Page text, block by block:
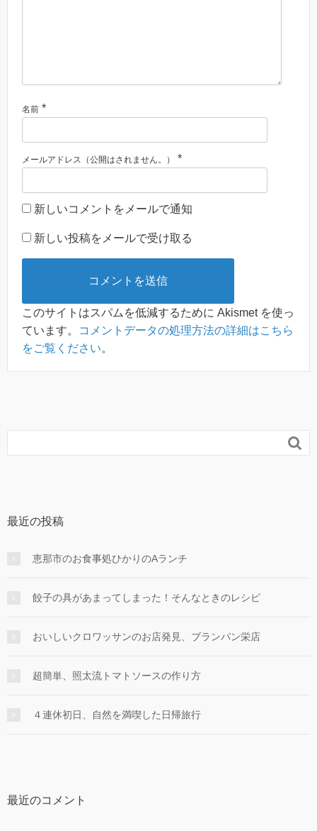
名前 *
メールアドレス（公開はされません。） *
新しいコメントをメールで通知
新しい投稿をメールで受け取る
このサイトはスパムを低減するために Akismet を使っ
ています。
コメントデータの処理方法の詳細はこちら
をご覧ください。

最近の投稿
恵那市のお食事処ひかりのAランチ
餃子の具があまってしまった！そんなときのレシピ
おいしいクロワッサンのお店発見、ブランパン栄店
超簡単、照太流トマトソースの作り方
４連休初日、自然を満喫した日帰旅行
最近のコメント